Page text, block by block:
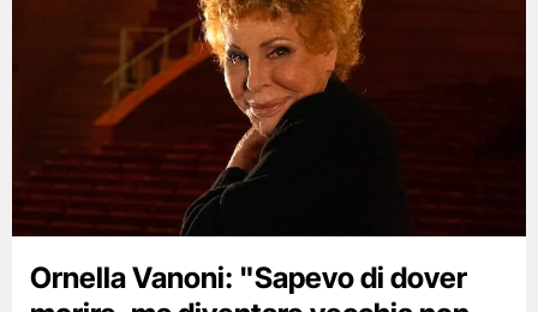
Ornella Vanoni: "Sapevo di dover